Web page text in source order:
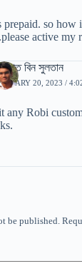
prepaid. so how
active my
বিন সুলতান
20, 2023 /
any Robi
be published.